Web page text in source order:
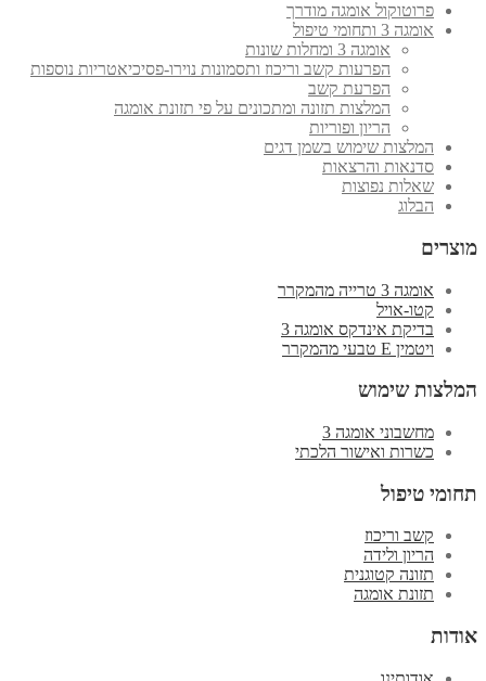
פרוטוקול אומגה מודרך
אומגה 3 ותחומי טיפול
אומגה 3 ומחלות שונות
הפרעות קשב וריכוז ותסמונות נוירו-פסיכיאטריות נוספות
הפרעת קשב
המלצות תזונה ומתכונים על פי תזונת אומגה
הריון ופוריות
המלצות שימוש בשמן דגים
סדנאות והרצאות
שאלות נפוצות
הבלוג
מוצרים
אומגה 3 טרייה מהמקרר
קטו-אויל
בדיקת אינדקס אומגה 3
ויטמין E טבעי מהמקרר
המלצות שימוש
מחשבוני אומגה 3
כשרות ואישור הלכתי
תחומי טיפול
קשב וריכוז
הריון ולידה
תזונה קטוגנית
תזונת אומגה
אודות